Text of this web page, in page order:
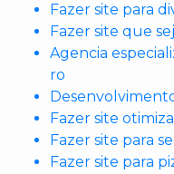
Fazer site para
Fazer site que
Agencia
ro
Fazer site
Fazer site para
Fazer site para